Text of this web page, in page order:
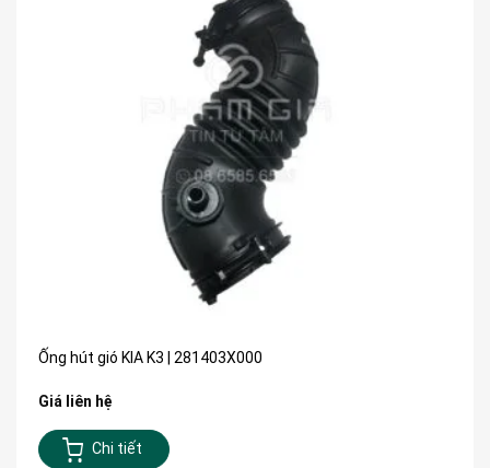
Ống hút gió KIA K3 | 281403X000
Giá liên hệ
Chi tiết